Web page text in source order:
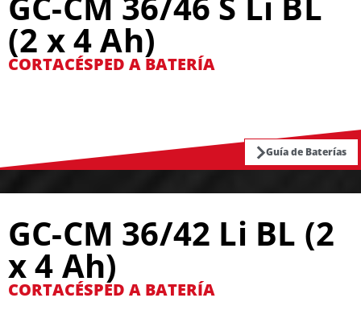
(2 x 4 Ah)
CORTACÉSPED A BATERÍA
Guía de Baterías
GC-CM 36/42 Li BL (2
x 4 Ah)
CORTACÉSPED A BATERÍA